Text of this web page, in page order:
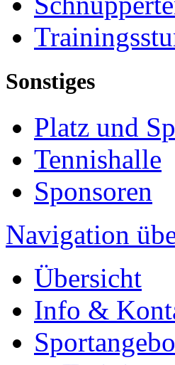
Sonstiges
Platz und
Tennishalle
Sponsoren
Navigation
Übersicht
Info &